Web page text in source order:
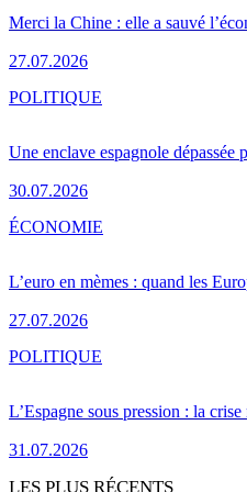
Merci la Chine : elle a sauvé
27.07.2026
Une enclave espagnole
30.07.2026
POLITIQUE
L’euro en mèmes : quand les
27.07.2026
ÉCONOMIE
L’Espagne sous pression : la
31.07.2026
POLITIQUE
LES PLUS RÉCENTS